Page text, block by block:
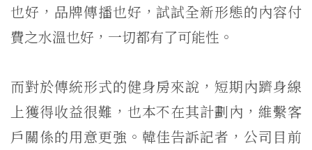
也好，品牌傳播也好，試試全新形態的內容付
費之水溫也好，一切都有了可能性。
而對於傳統形式的健身房來說，短期內躋身線
上獲得收益很難，也本不在其計劃內，維繫客
戶關係的用意更強。韓佳告訴記者，公司目前